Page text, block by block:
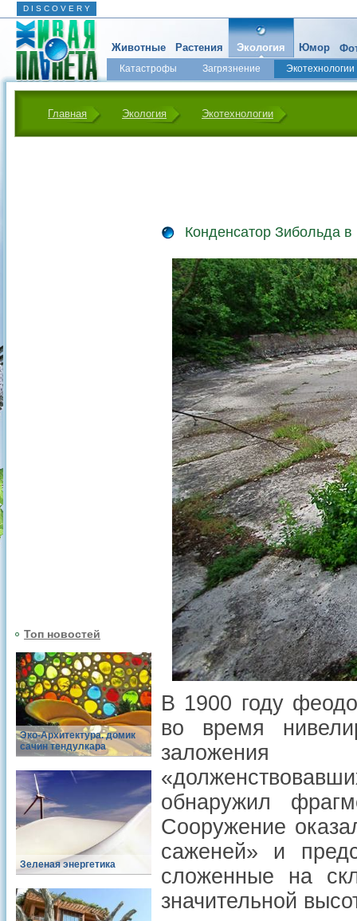
D I S C O V E R Y
Животные Растения Экология
Катастрофы Загрязнение Экотехнологии
Юмор
Главная Экология Экотехнологии
Топ новостей
Эко-Архитектура. домик
сачин тендулкара
Зеленая энергетика
Конденсатор Зибольда
В 1900 году
во время
заложения
обнаружил
Сооружение
саженей» и
сложенные на
значительной